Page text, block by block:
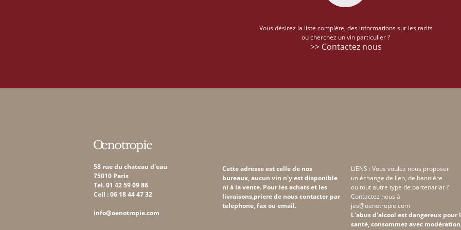
Vous désirez la liste complète, des informations sur les tarifs
ou cherchez un vin particulier ?
>> Contactez nous
58 rue du chateau d'eau
75010 Paris
Tel. 01 42 59 09 86
Cell : 06 18 44 47 32
info@oenotropie.com
Cette adresse est celle de nos
bureaux, aucun vin n'y est disponible
ni à la vente. Pour les achats et les
livraisons,priere de nous contacter par
telephone, fax ou email.
LIENS : Vous voulez nous proposer
un échange de lien, de bannière
ou tout autre type de partenariat ?
Contactez nous à
jes@oenotropie.com
L'abus d'alcool est dangereux pour
santé, consommez avec